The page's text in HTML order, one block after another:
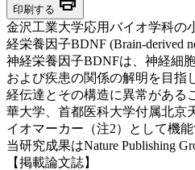
印刷する
金沢工業大学応用バイオ学科の
経栄養因子BDNF (Brain-derived
神経栄養因子BDNFは、神経細
および疾患の関係の解明を目指
経伝達とその構造に異常がある
華大学、首都医科大学付属北京
イオマーカー（注2）として機
当研究成果はNature Publishing
【掲載論文誌】